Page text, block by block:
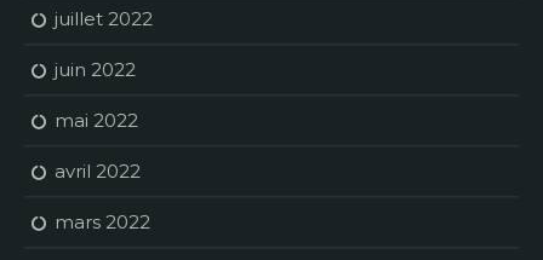
juillet 2022
juin 2022
mai 2022
avril 2022
mars 2022